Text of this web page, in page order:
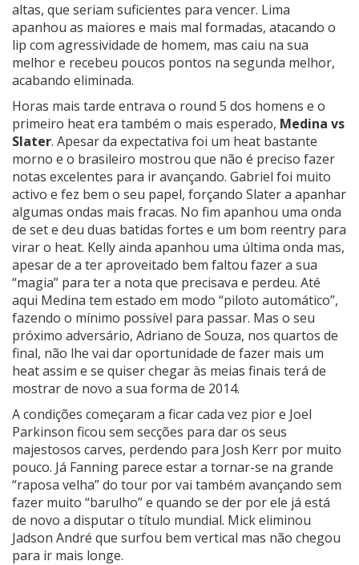
altas, que seriam suficientes para vencer. Lima
apanhou as maiores e mais mal formadas, atacando o
lip com agressividade de homem, mas caiu na sua
melhor e recebeu poucos pontos na segunda melhor,
acabando eliminada.
Horas mais tarde entrava o round 5 dos homens e o
primeiro heat era também o mais esperado, Medina vs
Slater. Apesar da expectativa foi um heat bastante
morno e o brasileiro mostrou que não é preciso fazer
notas excelentes para ir avançando. Gabriel foi muito
activo e fez bem o seu papel, forçando Slater a apanhar
algumas ondas mais fracas. No fim apanhou uma onda
de set e deu duas batidas fortes e um bom reentry para
virar o heat. Kelly ainda apanhou uma última onda mas,
apesar de a ter aproveitado bem faltou fazer a sua
“magia” para ter a nota que precisava e perdeu. Até
aqui Medina tem estado em modo “piloto automático”,
fazendo o mínimo possível para passar. Mas o seu
próximo adversário, Adriano de Souza, nos quartos de
final, não lhe vai dar oportunidade de fazer mais um
heat assim e se quiser chegar às meias finais terá de
mostrar de novo a sua forma de 2014.
A condições começaram a ficar cada vez pior e Joel
Parkinson ficou sem secções para dar os seus
majestosos carves, perdendo para Josh Kerr por muito
pouco. Já Fanning parece estar a tornar-se na grande
“raposa velha” do tour por vai também avançando sem
fazer muito “barulho” e quando se der por ele já está
de novo a disputar o título mundial. Mick eliminou
Jadson André que surfou bem vertical mas não chegou
para ir mais longe.